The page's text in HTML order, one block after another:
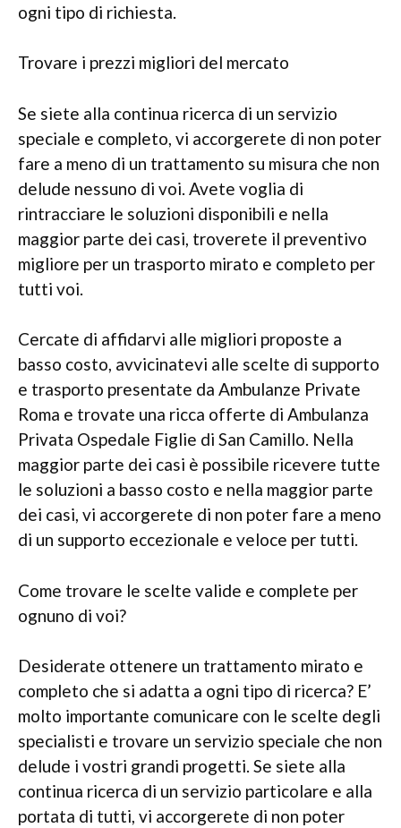
ogni tipo di richiesta.
Trovare i prezzi migliori del mercato
Se siete alla continua ricerca di un servizio
speciale e completo, vi accorgerete di non poter
fare a meno di un trattamento su misura che non
delude nessuno di voi. Avete voglia di
rintracciare le soluzioni disponibili e nella
maggior parte dei casi, troverete il preventivo
migliore per un trasporto mirato e completo per
tutti voi.
Cercate di affidarvi alle migliori proposte a
basso costo, avvicinatevi alle scelte di supporto
e trasporto presentate da Ambulanze Private
Roma e trovate una ricca offerte di Ambulanza
Privata Ospedale Figlie di San Camillo. Nella
maggior parte dei casi è possibile ricevere tutte
le soluzioni a basso costo e nella maggior parte
dei casi, vi accorgerete di non poter fare a meno
di un supporto eccezionale e veloce per tutti.
Come trovare le scelte valide e complete per
ognuno di voi?
Desiderate ottenere un trattamento mirato e
completo che si adatta a ogni tipo di ricerca? E’
molto importante comunicare con le scelte degli
specialisti e trovare un servizio speciale che non
delude i vostri grandi progetti. Se siete alla
continua ricerca di un servizio particolare e alla
portata di tutti, vi accorgerete di non poter